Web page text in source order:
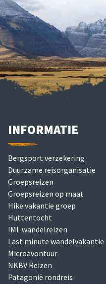
INFORMATIE
Bergsport verzekering
Duurzame reisorganisatie
Groepsreizen
Groepsreizen op maat
Hike vakantie groep
Huttentocht
IML wandelreizen
Last minute wandelvakantie
Microavontuur
NKBV Reizen
Patagonië rondreis